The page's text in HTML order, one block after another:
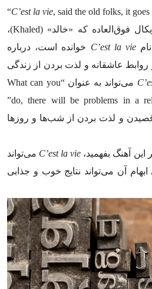
“C’est la vie, said the old folks, it
یکی دیگر از مثال‌های موزیکال فوق‌العاده که «خالد» (Khaled)،
C’est la vie خوانده است، درباره
عاشقانه و لذت بردن از زندگی
می‌تواند به عنوان “What can you
do, there will be problems in a relationship, now let’s dance”
و لذت بردن از شب‌ها و روزها
آهنگ بفهمید، C’est la vie می‌تواند
آن می‌تواند نتایج خوب و جذابی